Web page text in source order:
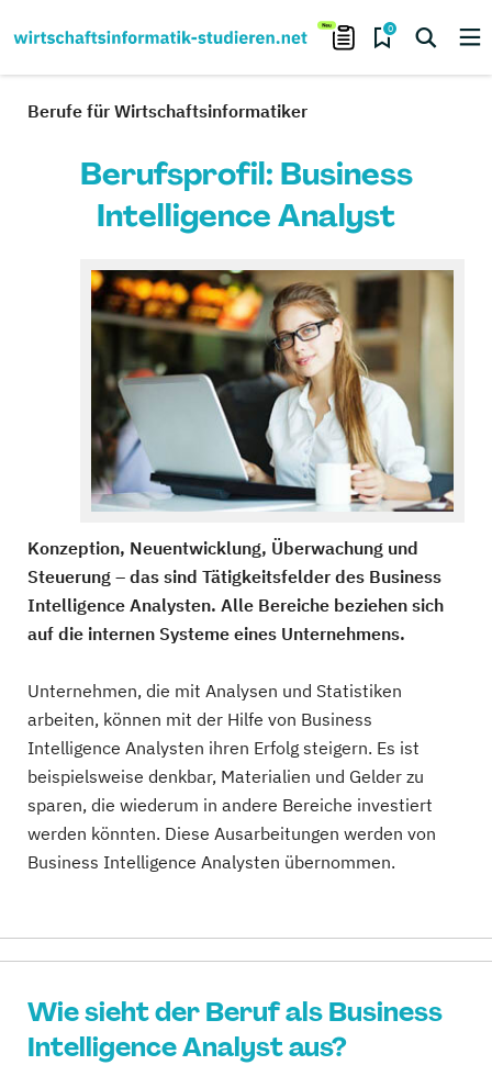
0
Berufe für Wirtschaftsinformatiker
Berufsprofil: Business
Intelligence Analyst
Konzeption, Neuentwicklung, Überwachung und
Steuerung – das sind Tätigkeitsfelder des Business
Intelligence Analysten. Alle Bereiche beziehen sich
auf die internen Systeme eines Unternehmens.
Unternehmen, die mit Analysen und Statistiken
arbeiten, können mit der Hilfe von Business
Intelligence Analysten ihren Erfolg steigern. Es ist
beispielsweise denkbar, Materialien und Gelder zu
sparen, die wiederum in andere Bereiche investiert
werden könnten. Diese Ausarbeitungen werden von
Business Intelligence Analysten übernommen.
Wie sieht der Beruf als Business
Intelligence Analyst aus?